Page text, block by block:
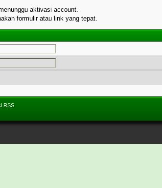
aktivasi account.
formulir atau link yang tepat.
RSS